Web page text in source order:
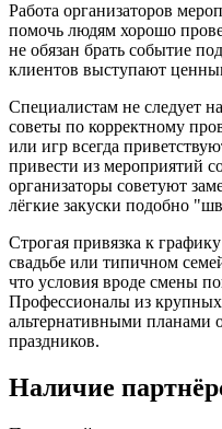
Работа организаторов
помочь людям хорошо
не обязан брать событие
клиентов выступают
Специалистам не следует
советы по корректному
или игр всегда
привести из мероприятий
организаторы советуют
лёгкие закуски подобно
Строгая привязка к
свадьбе или типичном
что условия вроде смены
Профессионалы из
альтернативными планами
праздников.
Наличие